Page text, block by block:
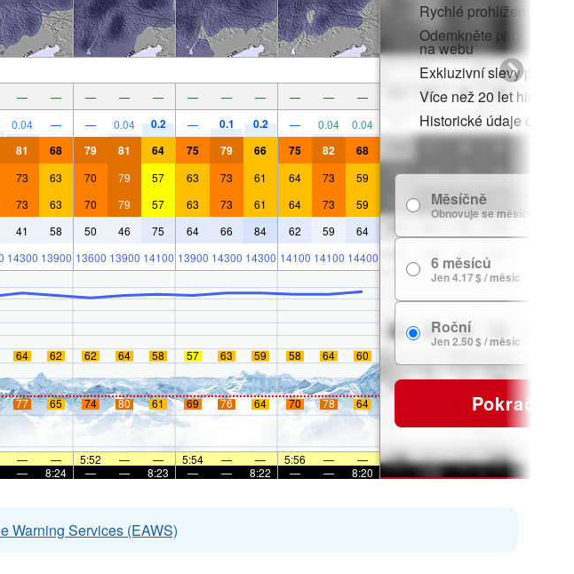
— — — — — — — — — — —
0.04 — — 0.04 0.2 — 0.1 0.2 — 0.04 0.04
81 68 79 81 64 75 79 66 75 82 68
73 63 70 79 57 63 73 61 64 73 59
73 63 70 79 57 63 73 61 64 73 59
41 58 50 46 75 64 66 84 62 59 64
14300 13900 13600 13900 14100 13900 14300 14300 14100 14100 14400
64 62 62 64 58 57 63 59 58 64 60
77 65 74 80 61 69 76 64 70 78 64
— — 5:52 — — 5:54 — — 5:56 —
—
— 8:24 — — 8:23 — — 8:22 — — 8:20
Rychlé prohlížení bez
Odemkněte plný
na webu
Exkluzivní slevy pro
Více než 20 let historie
Historické údaje o
Měsíčně
Obnovuje se měsíčně
6 měsíců
Jen 4.17 $ / měsíc
Roční
Jen 2.50 $ / měsíc
Pokračovat
Warning Services (EAWS)